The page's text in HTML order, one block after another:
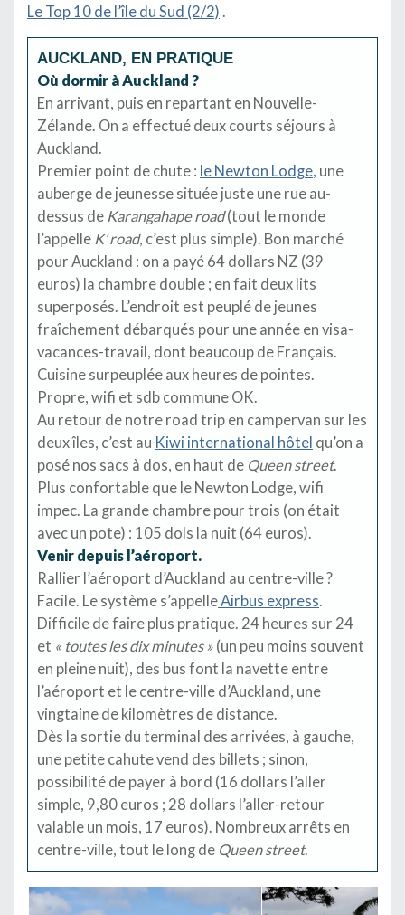
Le Top 10 de l’île du Sud (2/2) .
AUCKLAND, EN PRATIQUE
Où dormir à Auckland ?
En arrivant, puis en repartant en Nouvelle-
Zélande. On a effectué deux courts séjours à
Auckland.
Premier point de chute : le Newton Lodge, une
auberge de jeunesse située juste une rue au-
dessus de Karangahape road(tout le monde
l’appelle K’ road, c’est plus simple). Bon marché
pour Auckland : on a payé 64 dollars NZ (39
euros) la chambre double ; en fait deux lits
superposés. L’endroit est peuplé de jeunes
fraîchement débarqués pour une année en visa-
vacances-travail, dont beaucoup de Français.
Cuisine surpeuplée aux heures de pointes.
Propre, wifi et sdb commune OK.
Au retour de notre road trip en campervan sur les
deux îles, c’est au Kiwi international hôtel qu’on a
posé nos sacs à dos, en haut de Queen street.
Plus confortable que le Newton Lodge, wifi
impec. La grande chambre pour trois (on était
avec un pote) : 105 dols la nuit (64 euros).
Venir depuis l’aéroport.
Rallier l’aéroport d’Auckland au centre-ville ?
Facile. Le système s’appelleAirbus express.
Difficile de faire plus pratique. 24 heures sur 24
et « toutes les dix minutes » (un peu moins souvent
en pleine nuit), des bus font la navette entre
l’aéroport et le centre-ville d’Auckland, une
vingtaine de kilomètres de distance.
Dès la sortie du terminal des arrivées, à gauche,
une petite cahute vend des billets ; sinon,
possibilité de payer à bord (16 dollars l’aller
simple, 9,80 euros ; 28 dollars l’aller-retour
valable un mois, 17 euros). Nombreux arrêts en
centre-ville, tout le long de Queen street.